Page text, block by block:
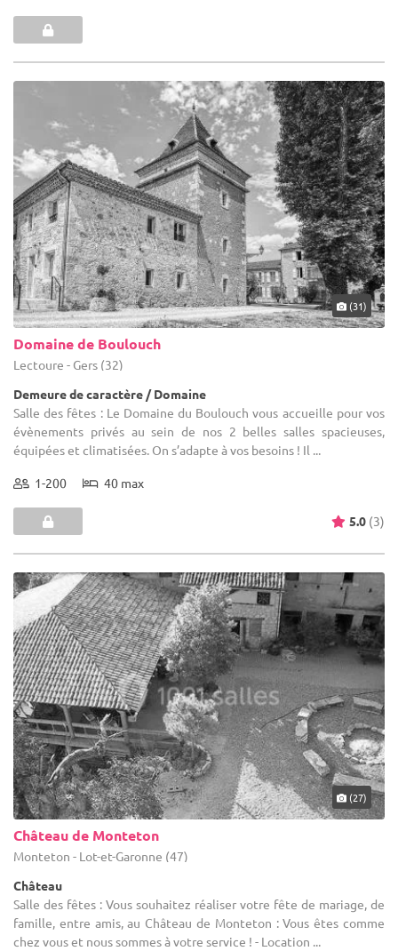
(31)
Domaine de Boulouch
Lectoure - Gers (32)
Demeure de caractère / Domaine
Salle des fêtes : Le Domaine du Boulouch vous accueille pour vos
évènements privés au sein de nos 2 belles salles spacieuses,
équipées et climatisées. On s’adapte à vos besoins ! Il ...
1-200 40 max
5.0 (3)
(27)
Château de Monteton
Monteton - Lot-et-Garonne (47)
Château
Salle des fêtes : Vous souhaitez réaliser votre fête de mariage, de
famille, entre amis, au Château de Monteton : Vous êtes comme
chez vous et nous sommes à votre service ! - Location ...